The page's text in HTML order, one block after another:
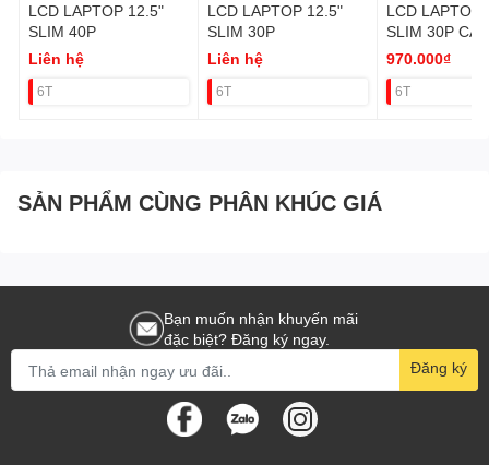
LCD LAPTOP 12.5"
SLIM 40P
Liên hệ
6T
LCD LAPTOP 12.5"
SLIM 30P
Liên hệ
6T
LCD LAPTOP
SLIM 30P
KHUNG FHD
(KO VAT)
970.000₫
6T
SẢN PHẨM CÙNG PHÂN KHÚC GIÁ
Bạn muốn nhận khuyến mãi
đặc biệt? Đăng ký ngay.
Đăng ký